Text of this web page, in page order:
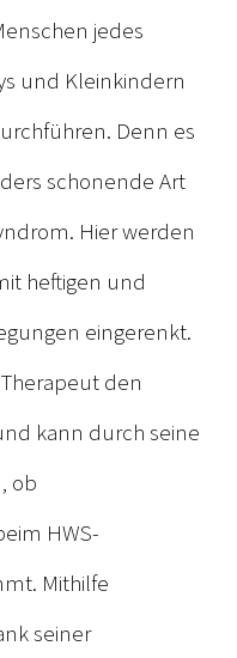
jedes
und Kleinkindern
Denn es
schonende Art
Hier werden
heftigen und
eingerenkt.
den
kann durch seine
ob
HWS-
Mithilfe
seiner